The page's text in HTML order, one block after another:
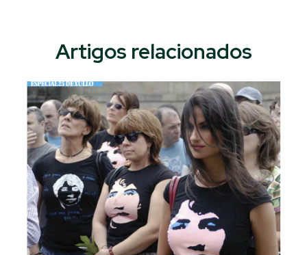
Artigos relacionados